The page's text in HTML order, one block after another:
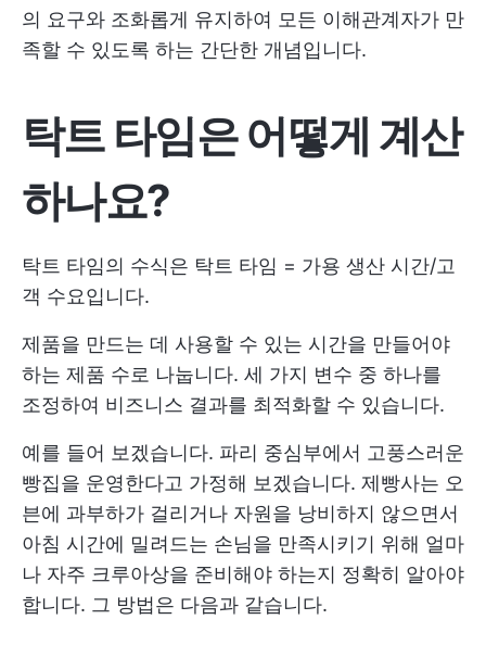
의 요구와 조화롭게 유지하여 모든 이해관계자가 만
족할 수 있도록 하는 간단한 개념입니다.
탁트 타임은 어떻게 계산
하나요?
탁트 타임의 수식은 탁트 타임 = 가용 생산 시간/고
객 수요입니다.
제품을 만드는 데 사용할 수 있는 시간을 만들어야
하는 제품 수로 나눕니다. 세 가지 변수 중 하나를
조정하여 비즈니스 결과를 최적화할 수 있습니다.
예를 들어 보겠습니다. 파리 중심부에서 고풍스러운
빵집을 운영한다고 가정해 보겠습니다. 제빵사는 오
븐에 과부하가 걸리거나 자원을 낭비하지 않으면서
아침 시간에 밀려드는 손님을 만족시키기 위해 얼마
나 자주 크루아상을 준비해야 하는지 정확히 알아야
합니다. 그 방법은 다음과 같습니다.